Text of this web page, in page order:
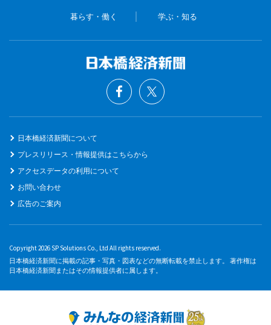
暮らす・働く 学ぶ・知る
日本橋経済新聞について
プレスリリース・情報提供はこちらから
アクセスデータの利用について
お問い合わせ
広告のご案内
Copyright 2026 SP Solutions Co., Ltd All rights reserved.
日本橋経済新聞に掲載の記事・写真・図表などの無断転載を禁止します。 著作権は
日本橋経済新聞またはその情報提供者に属します。